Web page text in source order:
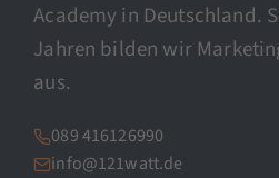
Academy in Deutschland.
Jahren bilden wir
aus.
089 416126990
info@121watt.de